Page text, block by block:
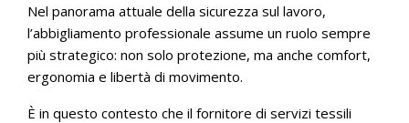
Nel panorama attuale della sicurezza sul lavoro,
l’abbigliamento professionale assume un ruolo sempre
più strategico: non solo protezione, ma anche comfort,
ergonomia e libertà di movimento.
È in questo contesto che il fornitore di servizi tessili